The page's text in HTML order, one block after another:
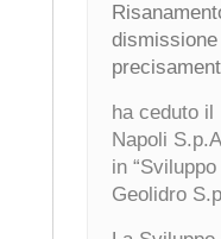
ha ceduto il
Napoli
in
Geolidro